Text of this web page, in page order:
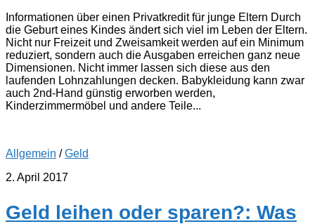
Informationen über einen Privatkredit für junge Eltern Durch
die Geburt eines Kindes ändert sich viel im Leben der Eltern.
Nicht nur Freizeit und Zweisamkeit werden auf ein Minimum
reduziert, sondern auch die Ausgaben erreichen ganz neue
Dimensionen. Nicht immer lassen sich diese aus den
laufenden Lohnzahlungen decken. Babykleidung kann zwar
auch 2nd-Hand günstig erworben werden,
Kinderzimmermöbel und andere Teile...
Allgemein /Geld
2. April 2017
Geld leihen oder sparen?: Was